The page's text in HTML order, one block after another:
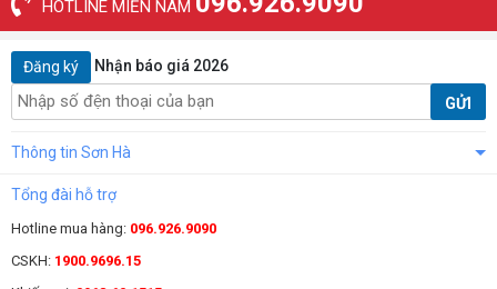
HOTLINE MIỀN NAM
Đăng ký Nhận báo giá 2026
GỬI
Thông tin Sơn Hà
Tổng đài hỗ trợ
Hotline mua hàng: 096.926.9090
CSKH: 1900.9696.15